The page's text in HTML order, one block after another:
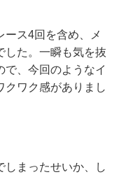
ース4回を含め、メ
した。一瞬も気を抜
で、今回のようなイ
クワク感がありまし
しまったせいか、し